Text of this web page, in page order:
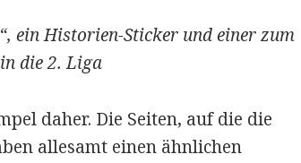
ein Historien-Sticker und einer zum
die 2. Liga
daher. Die Seiten, auf die die
allesamt einen ähnlichen